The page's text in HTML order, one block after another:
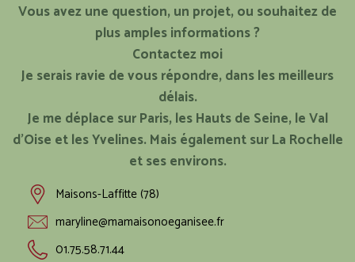
Vous avez une question, un projet, ou souhaitez de
plus amples informations ?
Contactez moi
Je serais ravie de vous répondre, dans les meilleurs
délais.
Je me déplace sur Paris, les Hauts de Seine, le Val
d’Oise et les Yvelines. Mais également sur La Rochelle
et ses environs.
Maisons-Laffitte (78)
maryline@mamaisonoeganisee.fr
01.75.58.71.44